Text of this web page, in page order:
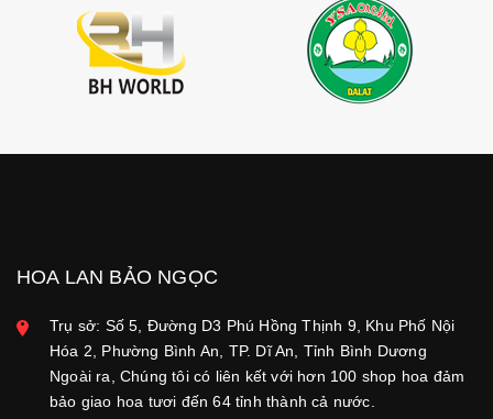
HOA LAN BẢO NGỌC
Trụ sở: Số 5, Đường D3 Phú Hồng Thịnh 9, Khu Phố Nội
Hóa 2, Phường Bình An, TP. Dĩ An, Tỉnh Bình Dương
Ngoài ra, Chúng tôi có liên kết với hơn 100 shop hoa đảm
bảo giao hoa tươi đến 64 tỉnh thành cả nước.